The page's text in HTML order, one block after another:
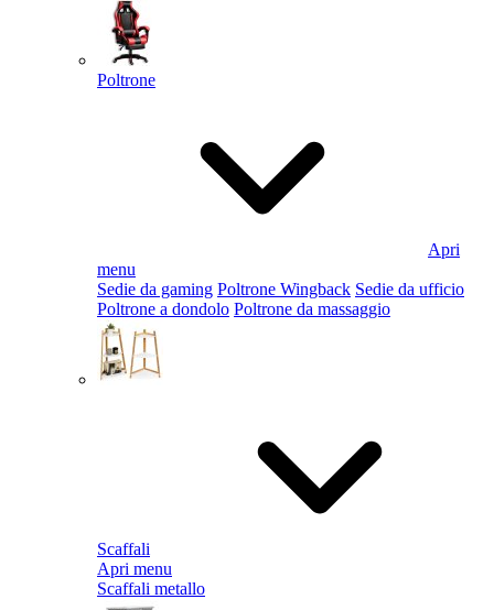
Poltrone
Apri
menu
Sedie da gaming Poltrone Wingback Sedie da ufficio
Poltrone a dondolo Poltrone da massaggio
Scaffali
Apri menu
Scaffali metallo